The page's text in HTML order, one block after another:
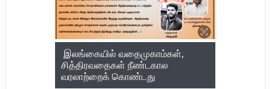
இலங்கையில் வதைமுகாம்கள்,
சித்திரவதைகள் நீண்டகால
வரலாற்றைக் கொண்டது